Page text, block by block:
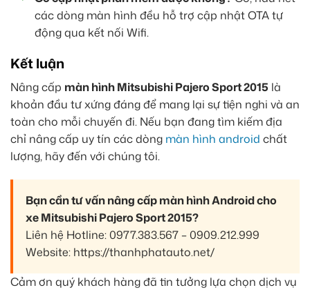
các dòng màn hình đều hỗ trợ cập nhật OTA tự
động qua kết nối Wifi.
Kết luận
Nâng cấp màn hình Mitsubishi Pajero Sport 2015 là
khoản đầu tư xứng đáng để mang lại sự tiện nghi và an
toàn cho mỗi chuyến đi. Nếu bạn đang tìm kiếm địa
chỉ nâng cấp uy tín các dòng màn hình android chất
lượng, hãy đến với chúng tôi.
Bạn cần tư vấn nâng cấp màn hình Android cho
xe Mitsubishi Pajero Sport 2015?
Liên hệ Hotline: 0977.383.567 – 0909.212.999
Website: https://thanhphatauto.net/
Cảm ơn quý khách hàng đã tin tưởng lựa chọn dịch vụ